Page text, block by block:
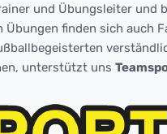
und Übungsleiter und
finden sich
unterstützt uns